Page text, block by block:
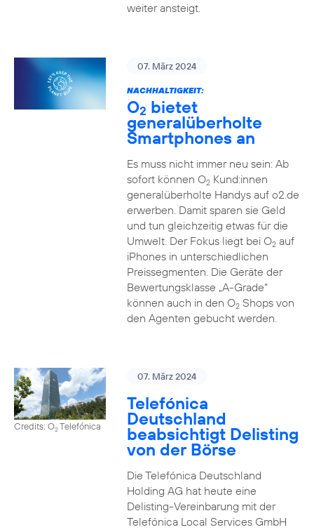
weiter ansteigt.
07. März 2024
NACHHALTIGKEIT:
O2 bietet
generalüberholte
Smartphones an
Es muss nicht immer neu sein: Ab
sofort können O2Kund:innen
generalüberholte Handys auf o2.de
erwerben. Damit sparen sie Geld
und tun gleichzeitig etwas für die
Umwelt. Der Fokus liegt bei O2auf
iPhones in unterschiedlichen
Preissegmenten. Die Geräte der
Bewertungsklasse „A-Grade“
können auch in den O2Shops von
den Agenten gebucht werden.
Credits: O2Telefónica
07. März 2024
Telefónica
Deutschland
beabsichtigt Delisting
von der Börse
Die Telefónica Deutschland
Holding AG hat heute eine
Delisting-Vereinbarung mit der
Telefónica Local Services GmbH